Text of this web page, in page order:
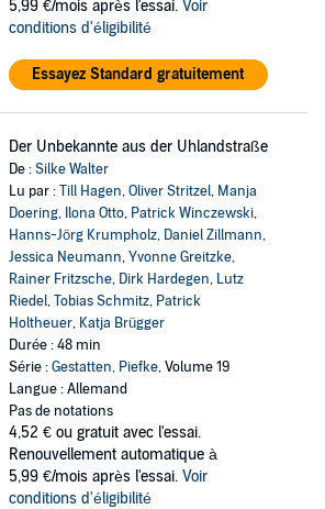
5,99 €/mois après l'essai. Voir
conditions d'éligibilité
Essayez Standard gratuitement
Der Unbekannte aus der Uhlandstraße
De :Silke Walter
Lu par :Till Hagen,Oliver Stritzel, Manja
Doering, Ilona Otto, Patrick Winczewski,
Hanns-Jörg Krumpholz, Daniel Zillmann,
Jessica Neumann,Yvonne Greitzke,
Rainer Fritzsche, Dirk Hardegen, Lutz
Riedel,Tobias Schmitz, Patrick
Holtheuer, Katja Brügger
Durée : 48 min
Série :Gestatten, Piefke, Volume 19
Langue : Allemand
Pas de notations
4,52 € ou gratuit avec l'essai.
Renouvellement automatique à
5,99 €/mois après l'essai. Voir
conditions d'éligibilité